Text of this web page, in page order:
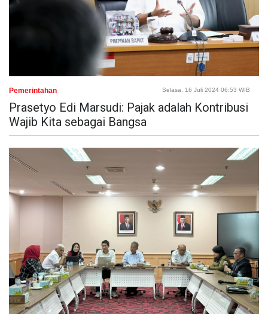
Pemerintahan Selasa, 16 Juli 2024 06:53 WIB
Prasetyo Edi Marsudi: Pajak adalah Kontribusi
Wajib Kita sebagai Bangsa